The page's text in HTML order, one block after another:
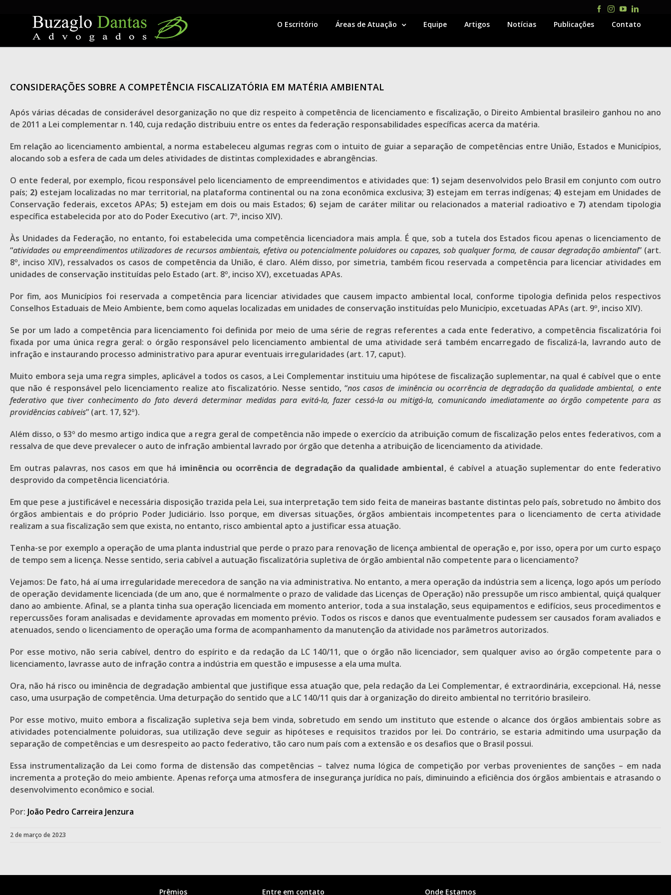
Facebook
Instagram
YouTubeLinkedIn
O Escritório Áreas de Atuação Equipe Artigos Notícias Publicações Contato
CONSIDERAÇÕES SOBRE A COMPETÊNCIA FISCALIZATÓRIA EM MATÉRIA AMBIENTAL
Após várias décadas de considerável desorganização no que diz respeito à competência de licenciamento e fiscalização, o Direito Ambiental brasileiro ganhou no ano
de 2011 a Lei complementar n. 140, cuja redação distribuiu entre os entes da federação responsabilidades específicas acerca da matéria.
Em relação ao licenciamento ambiental, a norma estabeleceu algumas regras com o intuito de guiar a separação de competências entre União, Estados e Municípios,
alocando sob a esfera de cada um deles atividades de distintas complexidades e abrangências.
O ente federal, por exemplo, ficou responsável pelo licenciamento de empreendimentos e atividades que: 1) sejam desenvolvidos pelo Brasil em conjunto com outro
país; 2)estejam localizadas no mar territorial, na plataforma continental ou na zona econômica exclusiva; 3)estejam em terras indígenas; 4) estejam em Unidades de
Conservação federais, excetos APAs; 5)estejam em dois ou mais Estados; 6) sejam de caráter militar ou relacionados a material radioativo e 7)atendam tipologia
específica estabelecida por ato do Poder Executivo (art. 7º, inciso XIV).
Às Unidades da Federação, no entanto, foi estabelecida uma competência licenciadora mais ampla. É que, sob a tutela dos Estados ficou apenas o licenciamento de
“atividades ou empreendimentos utilizadores de recursos ambientais, efetiva ou potencialmente poluidores ou capazes, sob qualquer forma, de causar degradação ambiental” (art.
8º, inciso XIV), ressalvados os casos de competência da União, é claro. Além disso, por simetria, também ficou reservada a competência para licenciar atividades em
unidades de conservação instituídas pelo Estado (art. 8º, inciso XV), excetuadas APAs.
Por fim, aos Municípios foi reservada a competência para licenciar atividades que causem impacto ambiental local, conforme tipologia definida pelos respectivos
Conselhos Estaduais de Meio Ambiente, bem como aquelas localizadas em unidades de conservação instituídas pelo Município, excetuadas APAs (art. 9º, inciso XIV).
Se por um lado a competência para licenciamento foi definida por meio de uma série de regras referentes a cada ente federativo, a competência fiscalizatória foi
fixada por uma única regra geral: o órgão responsável pelo licenciamento ambiental de uma atividade será também encarregado de fiscalizá-la, lavrando auto de
infração e instaurando processo administrativo para apurar eventuais irregularidades (art. 17, caput).
Muito embora seja uma regra simples, aplicável a todos os casos, a Lei Complementar instituiu uma hipótese de fiscalização suplementar, na qual é cabível que o ente
que não é responsável pelo licenciamento realize ato fiscalizatório. Nesse sentido, “nos casos de iminência ou ocorrência de degradação da qualidade ambiental, o ente
federativo que tiver conhecimento do fato deverá determinar medidas para evitá-la, fazer cessá-la ou mitigá-la, comunicando imediatamente ao órgão competente para as
providências cabíveis” (art. 17, §2º).
Além disso, o §3º do mesmo artigo indica que a regra geral de competência não impede o exercício da atribuição comum de fiscalização pelos entes federativos, com a
ressalva de que deve prevalecer o auto de infração ambiental lavrado por órgão que detenha a atribuição de licenciamento da atividade.
Em outras palavras, nos casos em que há iminência ou ocorrência de degradação da qualidade ambiental, é cabível a atuação suplementar do ente federativo
desprovido da competência licenciatória.
Em que pese a justificável e necessária disposição trazida pela Lei, sua interpretação tem sido feita de maneiras bastante distintas pelo país, sobretudo no âmbito dos
órgãos ambientais e do próprio Poder Judiciário. Isso porque, em diversas situações, órgãos ambientais incompetentes para o licenciamento de certa atividade
realizam a sua fiscalização sem que exista, no entanto, risco ambiental apto a justificar essa atuação.
Tenha-se por exemplo a operação de uma planta industrial que perde o prazo para renovação de licença ambiental de operação e, por isso, opera por um curto espaço
de tempo sem a licença. Nesse sentido, seria cabível a autuação fiscalizatória supletiva de órgão ambiental não competente para o licenciamento?
Vejamos: De fato, há aí uma irregularidade merecedora de sanção na via administrativa. No entanto, a mera operação da indústria sem a licença, logo após um período
de operação devidamente licenciada (de um ano, que é normalmente o prazo de validade das Licenças de Operação) não pressupõe um risco ambiental, quiçá qualquer
dano ao ambiente. Afinal, se a planta tinha sua operação licenciada em momento anterior, toda a sua instalação, seus equipamentos e edifícios, seus procedimentos e
repercussões foram analisadas e devidamente aprovadas em momento prévio. Todos os riscos e danos que eventualmente pudessem ser causados foram avaliados e
atenuados, sendo o licenciamento de operação uma forma de acompanhamento da manutenção da atividade nos parâmetros autorizados.
Por esse motivo, não seria cabível, dentro do espírito e da redação da LC 140/11, que o órgão não licenciador, sem qualquer aviso ao órgão competente para o
licenciamento, lavrasse auto de infração contra a indústria em questão e impusesse a ela uma multa.
Ora, não há risco ou iminência de degradação ambiental que justifique essa atuação que, pela redação da Lei Complementar, é extraordinária, excepcional. Há, nesse
caso, uma usurpação de competência. Uma deturpação do sentido que a LC 140/11 quis dar à organização do direito ambiental no território brasileiro.
Por esse motivo, muito embora a fiscalização supletiva seja bem vinda, sobretudo em sendo um instituto que estende o alcance dos órgãos ambientais sobre as
atividades potencialmente poluidoras, sua utilização deve seguir as hipóteses e requisitos trazidos por lei. Do contrário, se estaria admitindo uma usurpação da
separação de competências e um desrespeito ao pacto federativo, tão caro num país com a extensão e os desafios que o Brasil possui.
Essa instrumentalização da Lei como forma de distensão das competências – talvez numa lógica de competição por verbas provenientes de sanções – em nada
incrementa a proteção do meio ambiente. Apenas reforça uma atmosfera de insegurança jurídica no país, diminuindo a eficiência dos órgãos ambientais e atrasando o
desenvolvimento econômico e social.
Por: João Pedro Carreira Jenzura
2 de março de 2023
Prêmios Entre em contato Onde Estamos